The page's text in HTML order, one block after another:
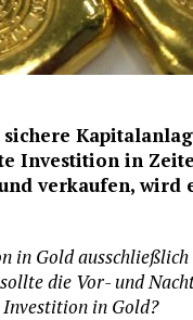
Investition in
verkaufen,
in Gold
die Vor- und
in Gold?